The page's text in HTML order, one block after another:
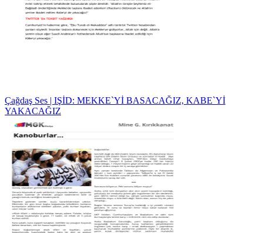
Çağdaş Ses | IŞİD: MEKKE`Yİ BASACAĞIZ, KABE`Yİ
YAKACAĞIZ